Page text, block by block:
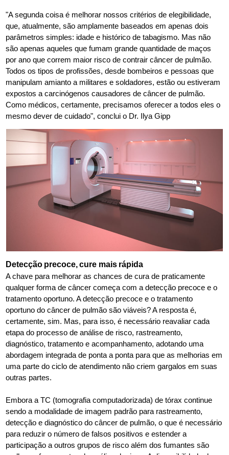
"A segunda coisa é melhorar nossos critérios de elegibilidade,
que, atualmente, são amplamente baseados em apenas dois
parâmetros simples: idade e histórico de tabagismo. Mas não
são apenas aqueles que fumam grande quantidade de maços
por ano que correm maior risco de contrair câncer de pulmão.
Todos os tipos de profissões, desde bombeiros e pessoas que
manipulam amianto a militares e soldadores, estão ou estiveram
expostos a carcinógenos causadores de câncer de pulmão.
Como médicos, certamente, precisamos oferecer a todos eles o
mesmo dever de cuidado", conclui o Dr. Ilya Gipp
Detecção precoce, cure mais rápida
A chave para melhorar as chances de cura de praticamente
qualquer forma de câncer começa com a detecção precoce e o
tratamento oportuno. A detecção precoce e o tratamento
oportuno do câncer de pulmão são viáveis? A resposta é,
certamente, sim. Mas, para isso, é necessário reavaliar cada
etapa do processo de análise de risco, rastreamento,
diagnóstico, tratamento e acompanhamento, adotando uma
abordagem integrada de ponta a ponta para que as melhorias em
uma parte do ciclo de atendimento não criem gargalos em suas
outras partes.
Embora a TC (tomografia computadorizada) de tórax continue
sendo a modalidade de imagem padrão para rastreamento,
detecção e diagnóstico do câncer de pulmão, o que é necessário
para reduzir o número de falsos positivos e estender a
participação a outros grupos de risco além dos fumantes são